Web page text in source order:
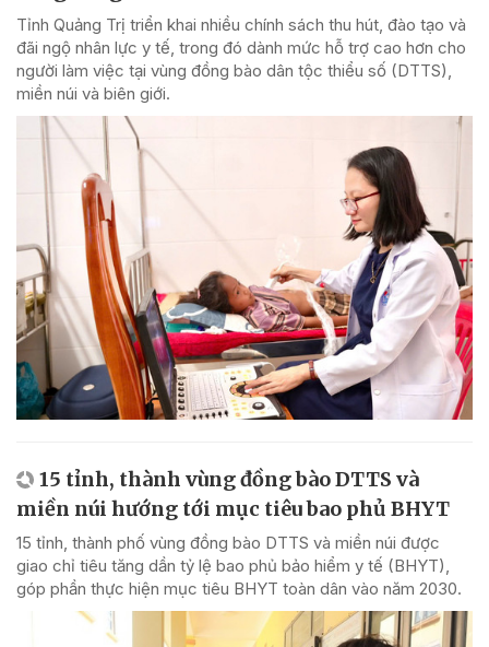
Tỉnh Quảng Trị triển khai nhiều chính sách thu hút, đào tạo và
đãi ngộ nhân lực y tế, trong đó dành mức hỗ trợ cao hơn cho
người làm việc tại vùng đồng bào dân tộc thiểu số (DTTS),
miền núi và biên giới.
15 tỉnh, thành vùng đồng bào DTTS và
miền núi hướng tới mục tiêu bao phủ BHYT
15 tỉnh, thành phố vùng đồng bào DTTS và miền núi được
giao chỉ tiêu tăng dần tỷ lệ bao phủ bảo hiểm y tế (BHYT),
góp phần thực hiện mục tiêu BHYT toàn dân vào năm 2030.